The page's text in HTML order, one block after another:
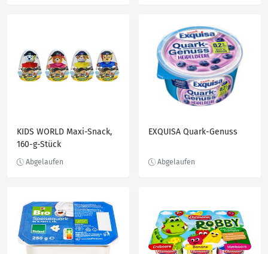
KIDS WORLD Maxi-Snack,
160-g-Stück
EXQUISA Quark-Genuss